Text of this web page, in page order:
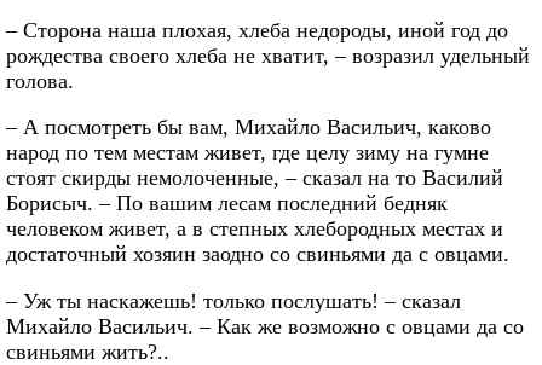
– Сторона наша плохая, хлеба недороды, иной год до
рождества своего хлеба не хватит, – возразил удельный
голова.
– А посмотреть бы вам, Михайло Васильич, каково
народ по тем местам живет, где целу зиму на гумне
стоят скирды немолоченные, – сказал на то Василий
Борисыч. – По вашим лесам последний бедняк
человеком живет, а в степных хлебородных местах и
достаточный хозяин заодно со свиньями да с овцами.
– Уж ты наскажешь! только послушать! – сказал
Михайло Васильич. – Как же возможно с овцами да со
свиньями жить?..